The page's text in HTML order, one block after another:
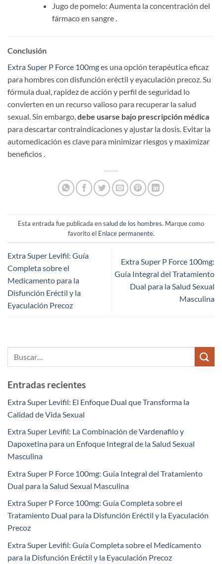
Jugo de pomelo: Aumenta la concentración del
fármaco en sangre .
Conclusión
Extra Super P Force 100mges una opción terapéutica eficaz
para hombres con disfunción eréctil y eyaculación precoz. Su
fórmula dual, rapidez de acción y perfil de seguridad lo
convierten en un recurso valioso para recuperar la salud
sexual. Sin embargo,debe usarse bajo prescripción médica
para descartar contraindicaciones y ajustar la dosis. Evitar la
automedicación es clave para minimizar riesgos y maximizar
beneficios .
Esta entrada fue publicada ensalud de los hombres. Marque como
favorito el Enlace permanente.
Extra Super Levifil: Guía
Completa sobre el
Medicamento para la
Disfunción Eréctil y la
Eyaculación Precoz
Extra Super P Force 100mg:
Guía Integral del Tratamiento
Dual para la Salud Sexual
Masculina
Entradas recientes
Extra Super Levifil: El Enfoque Dual que Transforma la
Calidad de Vida Sexual
Extra Super Levifil: La Combinación de Vardenafilo y
Dapoxetina para un Enfoque Integral de la Salud Sexual
Masculina
Extra Super P Force 100mg: Guía Integral del Tratamiento
Dual para la Salud Sexual Masculina
Extra Super P Force 100mg: Guía Completa sobre el
Tratamiento Dual para la Disfunción Eréctil y la Eyaculación
Precoz​
Extra Super Levifil: Guía Completa sobre el Medicamento
para la Disfunción Eréctil y la Eyaculación Precoz